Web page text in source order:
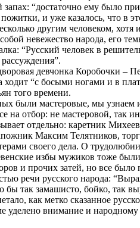
“достаточно ему было
и уже казалось, что в
другим человеком, хотя
невежество народа, его
“Русский человек в
девчонка Коробочки –
ходит “с босыми ногами и в
того времени.
были мастеровые, мы
на отбор: не мастеровой, так
отдельно: каретник
Максим Телятников,
своего дела. О
избы мужиков тоже
и прочих затей, но все было
речи русского народа:
бы так замашисто, бойко, так
как метко сказанное
уделено внимание и